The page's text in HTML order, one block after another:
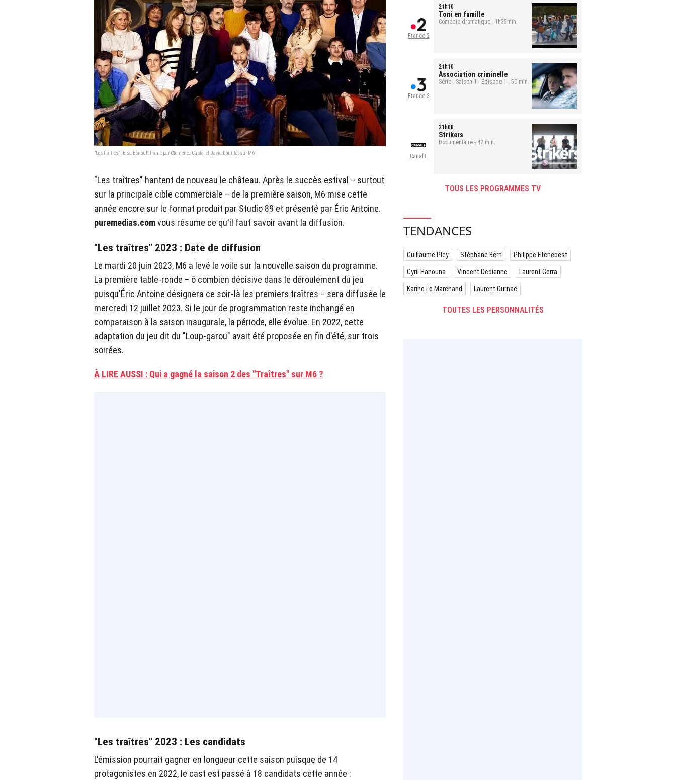
"Les traîtres" : Elsa Esnoult trahie par Clémence Castel et David Douillet sur M6
"Les traîtres" hantent de nouveau le château. Après le succès estival – surtout
sur la principale cible commerciale – de la première saison, M6 mise cette
année encore sur le format produit par Studio 89 et présenté par Éric Antoine.
puremedias.comvous résume ce qu'il faut savoir avant la diffusion.
"Les traîtres" 2023 : Date de diffusion
Le mardi 20 juin 2023, M6 a levé le voile sur la nouvelle saison du programme.
La première table-ronde – ô combien décisive dans le déroulement du jeu
puisqu'Éric Antoine désignera ce soir-là les premiers traîtres – sera diffusée le
mercredi 12 juillet 2023. Si le jour de programmation reste inchangé en
comparaison à la saison inaugurale, la période, elle évolue. En 2022, cette
adaptation du jeu dit du "Loup-garou" avait été proposée en fin d'été, sur trois
soirées.
À LIRE AUSSI : Qui a gagné la saison 2 des "Traîtres" sur M6 ?
"Les traîtres" 2023 : Les candidats
L'émission pourrait gagner en longueur cette saison puisque de 14
protagonistes en 2022, le cast est passé à 18 candidats cette année :
France 2
21h10
Toni en famille
Comédie dramatique - 1h35min.
France 3
21h10
Association criminelle
Série - Saison 1 - Épisode 1 - 50 min.
Canal+
21h08
Strikers
Documentaire - 42 min.
TOUS LES PROGRAMMES TV
TENDANCES
Guillaume Pley Stéphane Bern Philippe Etchebest
Cyril Hanouna Vincent Dedienne Laurent Gerra
Karine Le Marchand Laurent Ournac
TOUTES LES PERSONNALITÉS